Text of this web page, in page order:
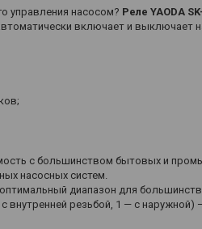
управления насосом? Реле YAODA
включает и выключает
с большинством бытовых и
насосных систем.
диапазон для
с внутренней резьбой, 1 — с